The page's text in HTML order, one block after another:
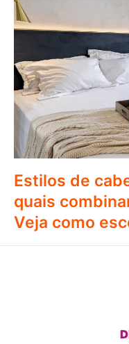
Estilos de
quais
Veja como